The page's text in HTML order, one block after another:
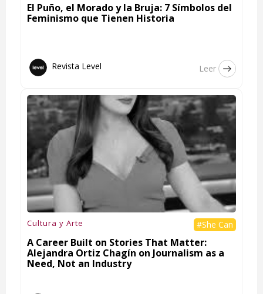
El Puño, el Morado y la Bruja: 7 Símbolos del
Feminismo que Tienen Historia
Revista Level Leer
Cultura y Arte #She Can
A Career Built on Stories That Matter:
Alejandra Ortiz Chagín on Journalism as a
Need, Not an Industry